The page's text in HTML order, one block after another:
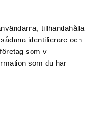
tillhandahålla
identifierare och
som vi
som du har
info@htemballage.se
+46 418 40 30 10